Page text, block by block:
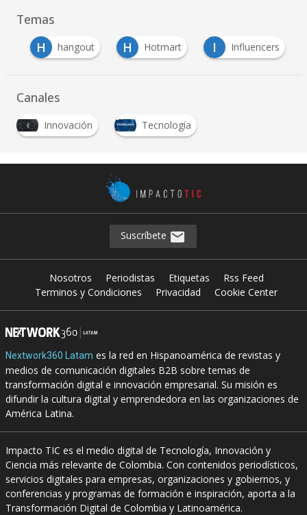
Temas
H hangout H Hotmart I Influencers
Canales
Innovación Tecnología
Suscríbete
Nosotros Periodistas Etiquetas
Rss Feed
Terminos y Condiciones
Privacidad Cookie Center
Nextwork360 Latam es la red en Hispanoamérica de revistas y
medios de comunicación digitales B2B sobre temas de
transformación digital e innovación empresarial. Su misión es
difundir la cultura digital y emprendedora en las organizaciones de
América Latina.
Impacto TIC es el medio digital de Tecnología, Innovación y
Ciencia más relevante de Colombia. Con contenidos periodísticos,
servicios digitales para empresas, organizaciones y gobiernos, y
conferencias y programas de formación e inspiración, aporta a la
Transformación Digital de Colombia y Latinoamérica.